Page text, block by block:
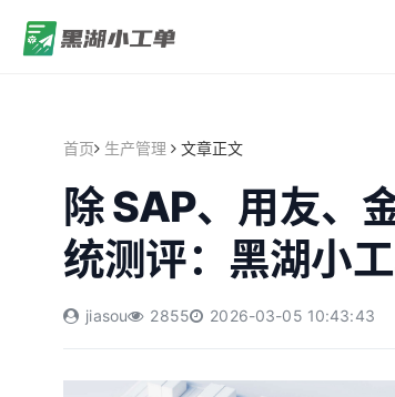
首页 生产管理 文章正文
除 SAP、用友、
统测评：黑湖小
jiasou 2855 2026-03-05 10:43:43